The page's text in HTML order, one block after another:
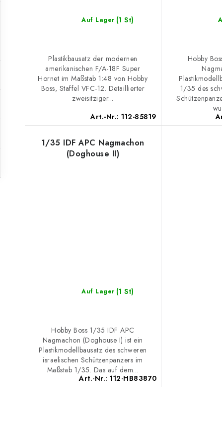
t
e
r
u
n
g
t
Auf Lager (1 St)
Plastikbausatz der modernen
amerikanischen F/A-18F Super
Hornet im Maßstab 1:48 von Hobby
Boss, Staffel VFC-12. Detaillierter
zweisitziger...
Art.-Nr.:112-85819
Hobby
1/35 des
1/35 IDF APC Nagmachon
(Doghouse II)
Auf Lager (1 St)
Hobby Boss 1/35 IDF APC
Nagmachon (Doghouse I) ist ein
Plastikmodellbausatz des schweren
israelischen Schützenpanzers im
Maßstab 1/35. Das auf dem...
Art.-Nr.:112-HB83870